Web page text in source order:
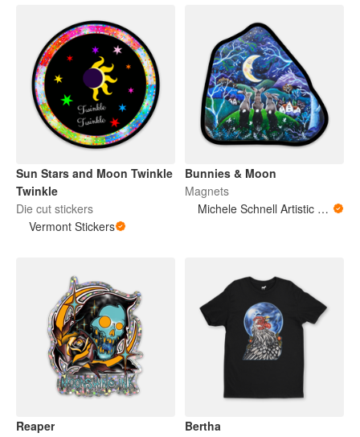
Sun Stars and Moon Twinkle
Twinkle
Die cut stickers
Vermont Stickers
Bunnies & Moon
Magnets
Michele Schnell Artistic Expressions of Heart and Soul. PNW animals and more
Reaper
Bertha